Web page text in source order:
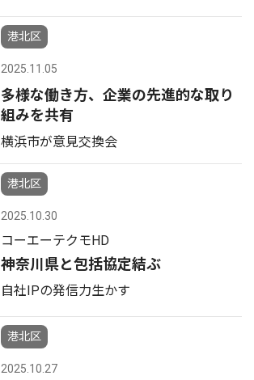
港北区
2025.11.05
多様な働き方、企業の先進的な取り
組みを共有
横浜市が意見交換会
港北区
2025.10.30
コーエーテクモHD
神奈川県と包括協定結ぶ
自社IPの発信力生かす
港北区
2025.10.27